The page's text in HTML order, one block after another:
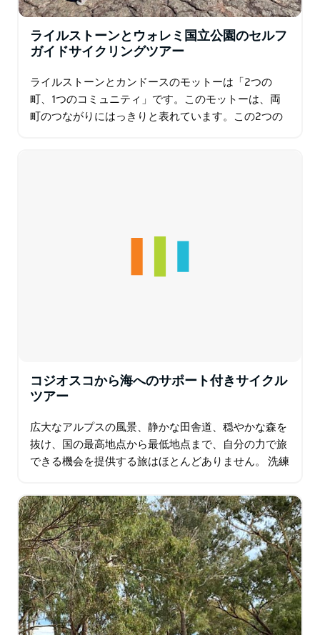
ライルストーンとウォレミ国立公園のセルフ
ガイドサイクリングツアー
ライルストーンとカンドースのモットーは「2つの
町、1つのコミュニティ」です。このモットーは、両
町のつながりにはっきりと表れています。この2つの
コジオスコから海へのサポート付きサイクル
ツアー
広大なアルプスの風景、静かな田舎道、穏やかな森を
抜け、国の最高地点から最低地点まで、自分の力で旅
できる機会を提供する旅はほとんどありません。 洗練
であるシャーロット パスから出発し…